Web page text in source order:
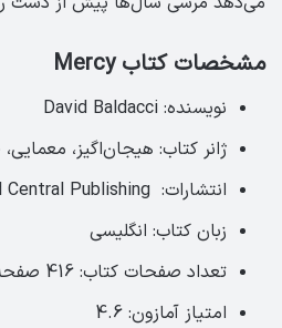
مشخصات کتاب Mercy
نویسنده: David Baldacci
ژانر کتاب: هیجان‌اگیز،
انتشارات: ‏ Grand Central Publishing
زبان کتاب: انگلیسی‏
تعداد صفحات کتاب: 416 صفحه ‏
امتیاز آمازون: 4.6 ‏